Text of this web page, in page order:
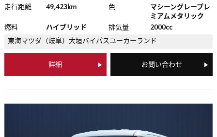
走行距離
49,423km 色
マシーングレープレ
ミアムメタリック
燃料
ハイブリッド 排気量
2000cc
東海マツダ（岐阜） 大垣バイパスユーカーランド
詳細 お問い合わせ